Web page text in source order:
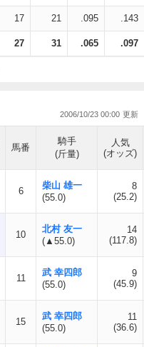
17 21 .095 .143
27 31 .065 .097
2006/10/23 00:00
馬番
騎手
(斤量)
人気
(オッズ)
6
柴山 雄一
(55.0)
8
(25.2)
10
北村 友一
(▲55.0)
14
(117.8)
11
武 幸四郎
(55.0)
9
(45.9)
15
武 幸四郎
(55.0)
11
(36.6)